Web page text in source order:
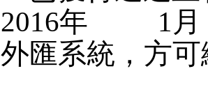
2016年 1
外匯系統，方